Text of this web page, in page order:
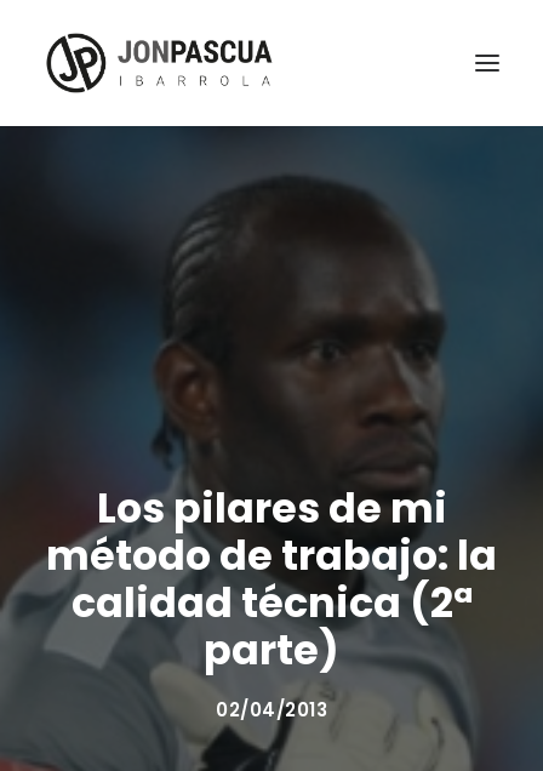
Los pilares de mi
método de trabajo: la
calidad técnica (2ª
parte)
02/04/2013